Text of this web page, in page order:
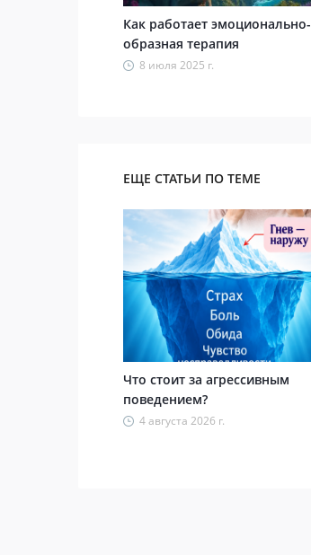
Как работает эмоционально-
образная терапия
8 июля 2025 г.
ЕЩЕ СТАТЬИ ПО ТЕМЕ
Что стоит за агрессивным
поведением?
4 августа 2026 г.